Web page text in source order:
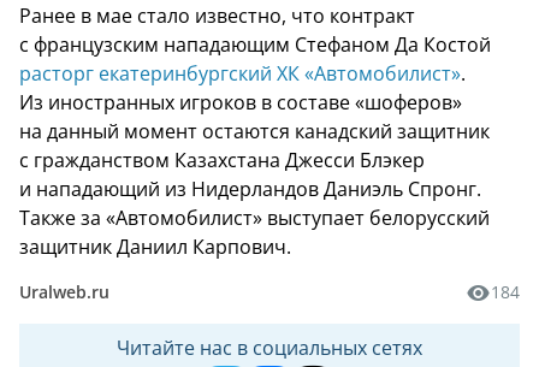
Ранее в мае стало известно, что контракт
с французским нападающим Стефаном Да Костой
расторг екатеринбургский ХК «Автомобилист».
Из иностранных игроков в составе «шоферов»
на данный момент остаются канадский защитник
с гражданством Казахстана Джесси Блэкер
и нападающий из Нидерландов Даниэль Спронг.
Также за «Автомобилист» выступает белорусский
защитник Даниил Карпович.
Uralweb.ru 184
Читайте нас в социальных сетях